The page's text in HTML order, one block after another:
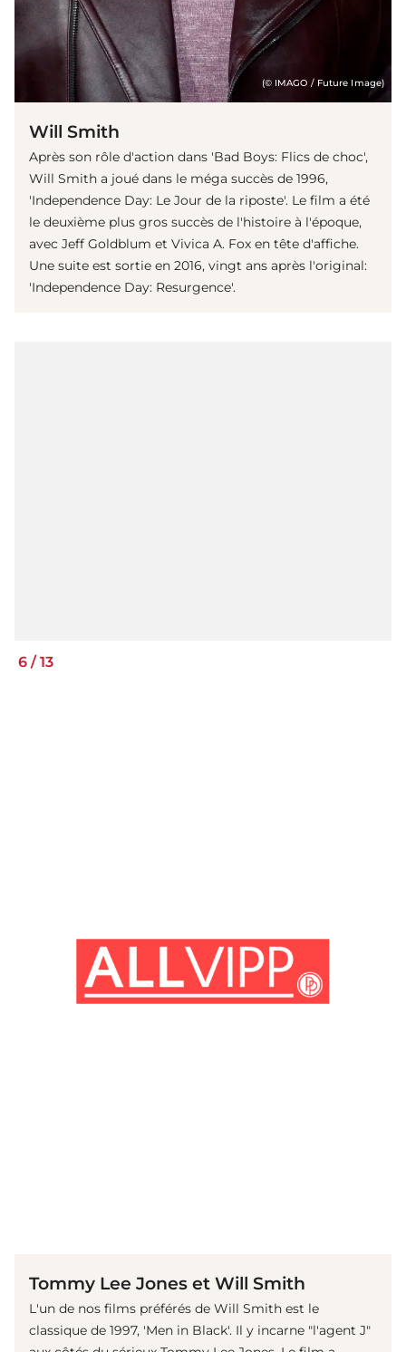
(© IMAGO / Future Image)
Will Smith
Après son rôle d'action dans 'Bad Boys: Flics de choc',
Will Smith a joué dans le méga succès de 1996,
'Independence Day: Le Jour de la riposte'. Le film a été
le deuxième plus gros succès de l'histoire à l'époque,
avec Jeff Goldblum et Vivica A. Fox en tête d'affiche.
Une suite est sortie en 2016, vingt ans après l'original:
'Independence Day: Resurgence'.
6 /13
Tommy Lee Jones et Will Smith
L'un de nos films préférés de Will Smith est le
classique de 1997, 'Men in Black'. Il y incarne "l'agent J"